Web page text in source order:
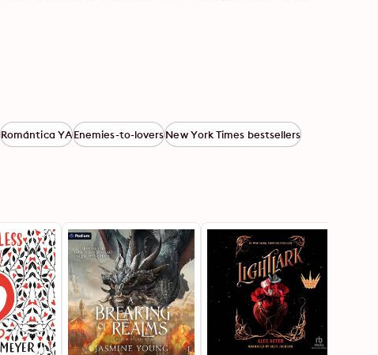
Romántica YAEnemies-to-loversNew York Times bestsellers